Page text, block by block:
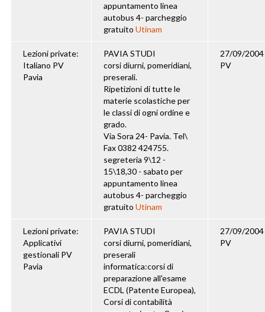
appuntamento linea
autobus 4- parcheggio
gratuito Utinam
Lezioni private:
Italiano PV
Pavia
PAVIA STUDI
corsi diurni, pomeridiani,
preserali.
Ripetizioni di tutte le
materie scolastiche per
le classi di ogni ordine e
grado.
Via Sora 24- Pavia. Tel\
Fax 0382 424755.
segreteria 9\12 -
15\18,30 - sabato per
appuntamento linea
autobus 4- parcheggio
gratuito Utinam
27/09/2004
PV
Lezioni private:
Applicativi
gestionali PV
Pavia
PAVIA STUDI
corsi diurni, pomeridiani,
preserali
informatica:corsi di
preparazione all'esame
ECDL (Patente Europea),
Corsi di contabilità
27/09/2004
PV